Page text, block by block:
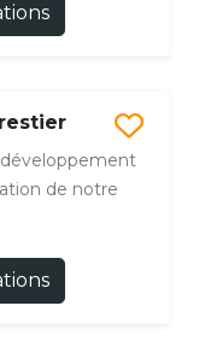
développement
de notre